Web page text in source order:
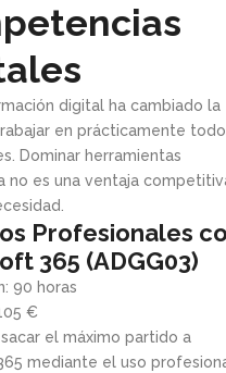
digital ha cambiado la
en prácticamente
Dominar herramientas
no es una ventaja
Profesionales
365 (ADGG03)
90 horas
€
el máximo partido a
mediante el uso